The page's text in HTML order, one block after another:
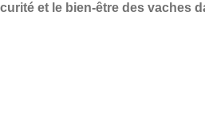
et le bien-être des vaches